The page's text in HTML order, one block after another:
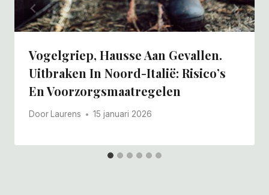
Vogelgriep, Hausse Aan Gevallen.
Uitbraken In Noord-Italië: Risico’s
En Voorzorgsmaatregelen
Door Laurens 15 januari 2026